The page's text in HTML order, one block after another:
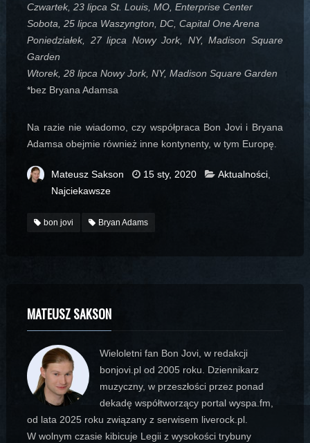
Czwartek, 23 lipca St. Louis, MO, Enterprise Center
Sobota, 25 lipca Waszyngton, DC, Capital One Arena
Poniedziałek, 27 lipca Nowy Jork, NY, Madison Square
Garden
Wtorek, 28 lipca Nowy Jork, NY, Madison Square Garden
*bez Bryana Adamsa
Na razie nie wiadomo, czy współpraca Bon Jovi i Bryana
Adamsa obejmie również inne kontynenty, w tym Europę.
Mateusz Sakson 15 sty, 2020 Aktualności,
Najciekawsze
bon jovi Bryan Adams
MATEUSZ SAKSON
Wieloletni fan Bon Jovi, w redakcji
bonjovi.pl od 2005 roku. Dziennikarz
muzyczny, w przeszłości przez ponad
dekadę współtworzący portal wyspa.fm,
od lata 2025 roku związany z serwisem liverock.pl.
W wolnym czasie kibicuje Legii z wysokości trybuny